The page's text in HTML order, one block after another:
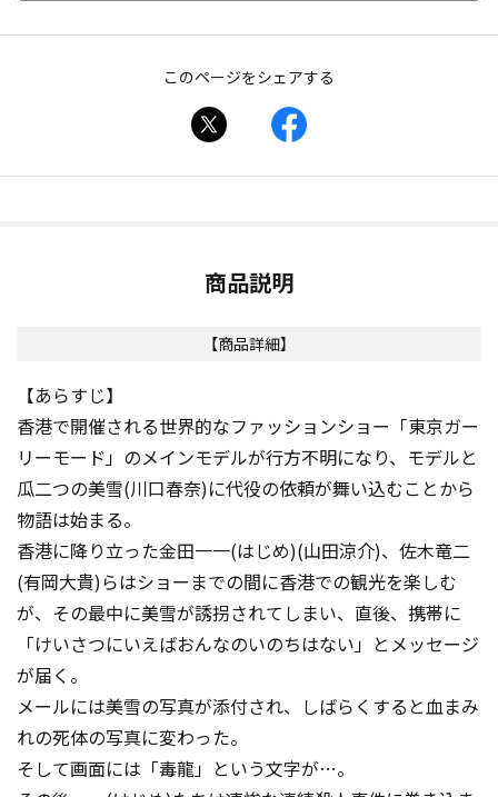
このページをシェアする
商品説明
【商品詳細】
【あらすじ】
香港で開催される世界的なファッションショー「東京ガー
リーモード」のメインモデルが行方不明になり、モデルと
瓜二つの美雪(川口春奈)に代役の依頼が舞い込むことから
物語は始まる。
香港に降り立った金田一一(はじめ)(山田涼介)、佐木竜二
(有岡大貴)らはショーまでの間に香港での観光を楽しむ
が、その最中に美雪が誘拐されてしまい、直後、携帯に
「けいさつにいえばおんなのいのちはない」とメッセージ
が届く。
メールには美雪の写真が添付され、しばらくすると血まみ
れの死体の写真に変わった。
そして画面には「毒龍」という文字が…。